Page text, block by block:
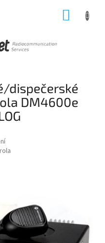
dispečerské
DM4600e